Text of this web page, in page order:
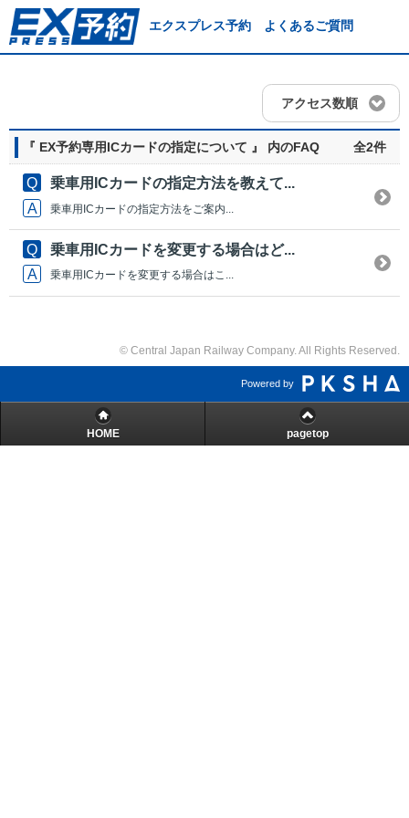
エクスプレス予約 よくあるご質問
アクセス数順
『 EX予約専用ICカードの指定について 』 内のFAQ 全2件
乗車用ICカードの指定方法を教えて...
乗車用ICカードの指定方法をご案内...
乗車用ICカードを変更する場合はど...
乗車用ICカードを変更する場合はこ...
© Central Japan Railway Company. All Rights Reserved.
Powered by
HOME pagetop